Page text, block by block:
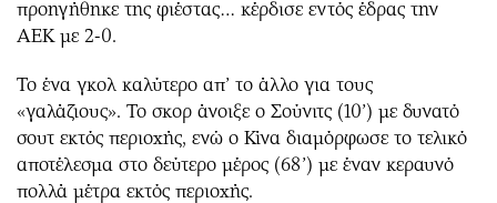
Θέατρο-Χορός
Μουσική
Εικαστικά
Βιβλίο
Χειρόγραφα
Podcasts
Προσφορές
Προσωπικότητες στην ''Κ''
Επιστολές
προηγήθηκε της φιέστας… κέρδισε εντός έδρας την
ΑΕΚ με 2-0.
Το ένα γκολ καλύτερο απ’ το άλλο για τους
«γαλάζιους». Το σκορ άνοιξε ο Σούνιτς (10’) με δυνατό
σουτ εκτός περιοχής, ενώ ο Κίνα διαμόρφωσε το τελικό
αποτέλεσμα στο δεύτερο μέρος (68’) με έναν κεραυνό
πολλά μέτρα εκτός περιοχής.